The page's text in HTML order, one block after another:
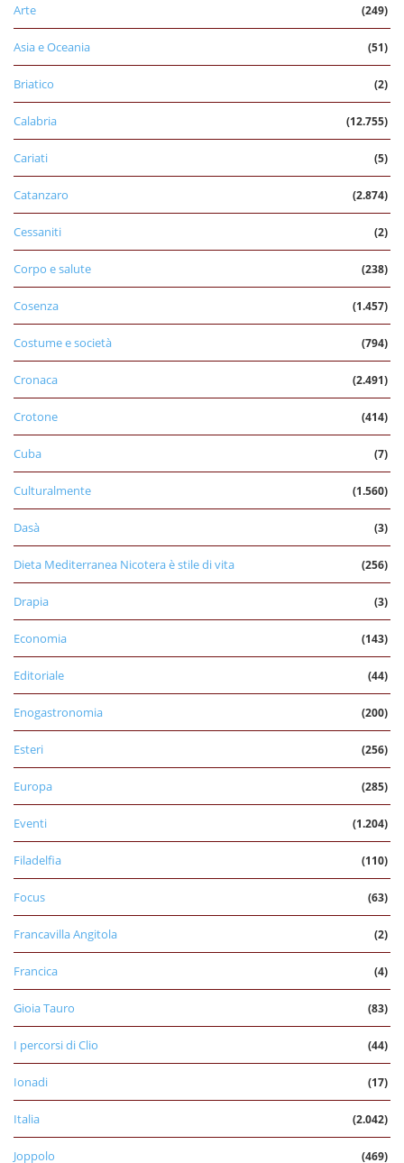
Arte (249)
Asia e Oceania (51)
Briatico (2)
Calabria (12.755)
Cariati (5)
Catanzaro (2.874)
Cessaniti (2)
Corpo e salute (238)
Cosenza (1.457)
Costume e società (794)
Cronaca (2.491)
Crotone (414)
Cuba (7)
Culturalmente (1.560)
Dasà (3)
Dieta Mediterranea Nicotera è stile di vita (256)
Drapia (3)
Economia (143)
Editoriale (44)
Enogastronomia (200)
Esteri (256)
Europa (285)
Eventi (1.204)
Filadelfia (110)
Focus (63)
Francavilla Angitola (2)
Francica (4)
Gioia Tauro (83)
I percorsi di Clio (44)
Ionadi (17)
Italia (2.042)
Joppolo (469)